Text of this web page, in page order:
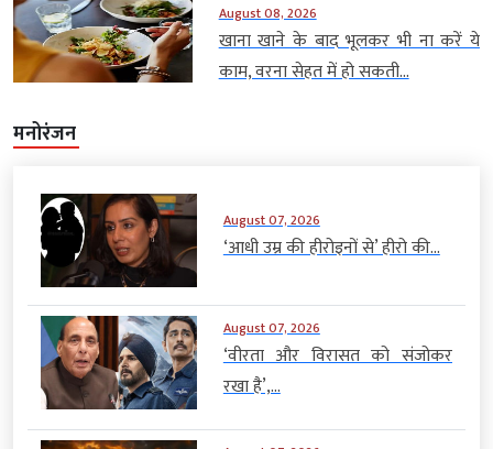
August 08, 2026
खाना खाने के बाद भूलकर भी ना करें ये
काम, वरना सेहत में हो सकती...
मनोरंजन
August 07, 2026
‘आधी उम्र की हीरोइनों से’ हीरो की...
August 07, 2026
‘वीरता और विरासत को संजोकर
रखा है’,...